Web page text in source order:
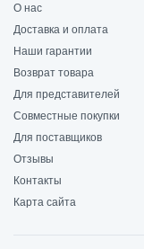
О нас
Доставка и оплата
Наши гарантии
Возврат товара
Для представителей
Совместные покупки
Для поставщиков
Отзывы
Контакты
Карта сайта